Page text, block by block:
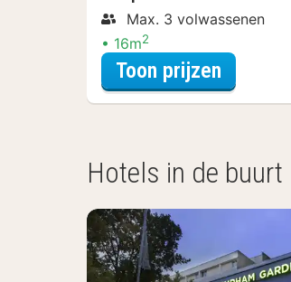
Max. 3 volwassenen
16m2
Toon prijzen
Hotels in de buurt